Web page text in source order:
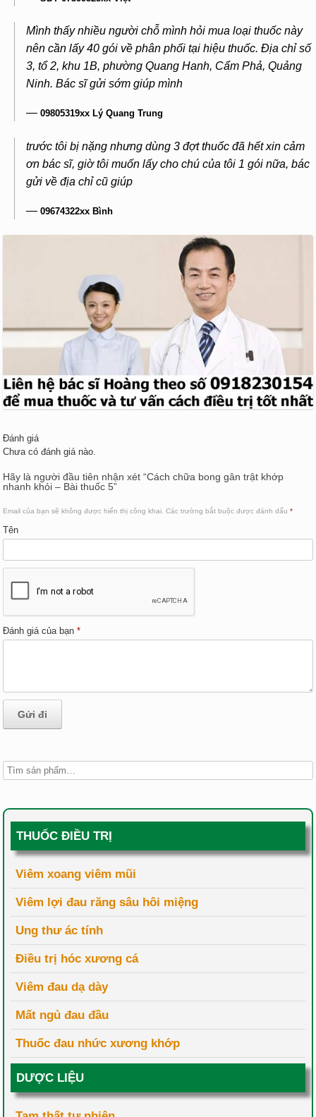
Mình thấy nhiều người chỗ mình hỏi mua loại thuốc này
nên cần lấy 40 gói về phân phối tại hiệu thuốc. Địa chỉ số
3, tổ 2, khu 1B, phường Quang Hanh, Cẩm Phả, Quảng
Ninh. Bác sĩ gửi sớm giúp mình
—09805319xx Lý Quang Trung
trước tôi bị nặng nhưng dùng 3 đợt thuốc đã hết xin cảm
ơn bác sĩ, giờ tôi muốn lấy cho chú của tôi 1 gói nữa, bác
gửi về địa chỉ cũ giúp
—09674322xx Bình
Đánh giá
Chưa có đánh giá nào.
Hãy là người đầu tiên nhận xét “Cách chữa bong gân trật khớp
nhanh khỏi – Bài thuốc 5”
Email của bạn sẽ không được hiển thị công khai. Các trường bắt buộc được đánh dấu*
Tên
Đánh giá của bạn*
THUỐC ĐIỀU TRỊ
Viêm xoang viêm mũi
Viêm lợi đau răng sâu hôi miệng
Ung thư ác tính
Điều trị hóc xương cá
Viêm đau dạ dày
Mất ngủ đau đầu
Thuốc đau nhức xương khớp
DƯỢC LIỆU